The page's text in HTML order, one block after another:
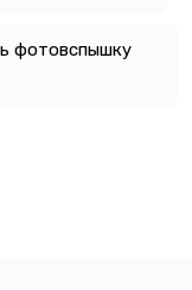
фотовспышку